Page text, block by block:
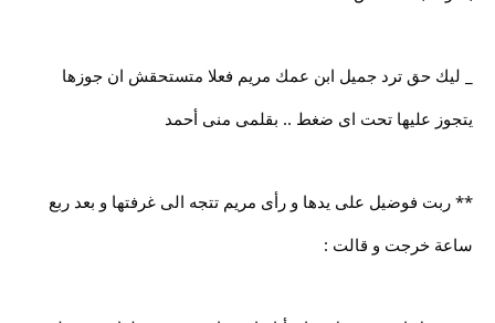
_ ليك حق ترد جميل ابن عمك مريم فعلا متستحقش ان جوزها
يتجوز عليها تحت اى ضغط .. بقلمى منى أحمد
** ربت فوضيل على يدها و رأى مريم تتجه الى غرفتها و بعد ربع
ساعة خرجت و قالت :